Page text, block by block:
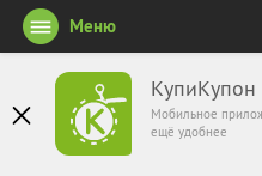
КупиКупон
Мобильное
ещё удобнее
Меню